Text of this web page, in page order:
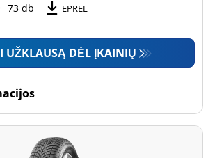
73 db EPREL
UŽKLAUSĄ DĖL ĮKAINIŲ